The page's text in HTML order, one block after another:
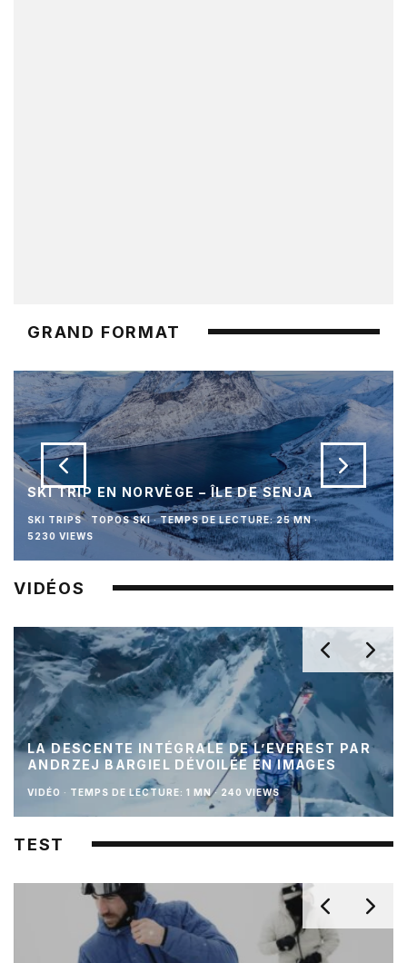
GRAND FORMAT
SKI TRIP EN NORVÈGE – ÎLE DE SENJA
SKI TRIPS TOPOS SKI · TEMPS DE LECTURE: 25 MN ·
5230 VIEWS
VIDÉOS
LA DESCENTE INTÉGRALE DE L’EVEREST PAR
ANDRZEJ BARGIEL DÉVOILÉE EN IMAGES
VIDÉO · TEMPS DE LECTURE: 1 MN · 240 VIEWS
TEST